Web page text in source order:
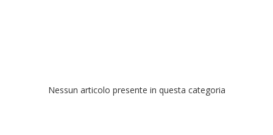
Nessun articolo presente in questa categoria